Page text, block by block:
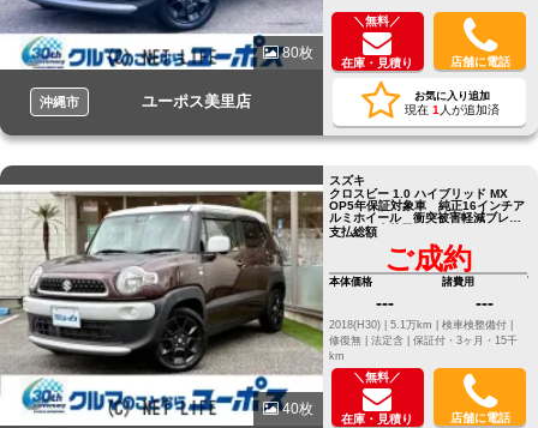
80枚
沖縄市 ユーポス美里店
＼無料／
在庫・見積り 店舗に電話
お気に入り追加
現在 1 人が追加済
40枚
スズキ
クロスビー 1.0 ハイブリッド MX
OP5年保証対象車 純正16インチア
ルミホイール 衝突被害軽減ブレー
キ ETC車載器 パドルシフト
支払総額
ご成約
本体価格
---
諸費用
---
2018(H30) | 5.1万km |
検車検整備付 |
修復無 | 法定含 | 保証付・3ヶ月・15千
km
＼無料／
在庫・見積り 店舗に電話